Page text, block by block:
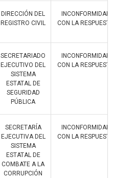
DIRECCIÓN DEL
REGISTRO CIVIL
INCONFORMIDAD
CON LA
SECRETARIADO
EJECUTIVO DEL
SISTEMA
ESTATAL DE
SEGURIDAD
PÚBLICA
INCONFORMIDAD
CON LA
SECRETARÍA
EJECUTIVA DEL
SISTEMA
ESTATAL DE
COMBATE A LA
CORRUPCIÓN
INCONFORMIDAD
CON LA